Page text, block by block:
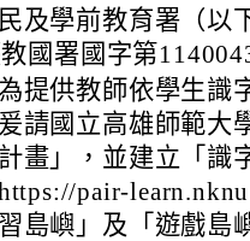
及學前教育署（以
國署國字第
提供教師依學生識
請國立高雄師範大
畫」，並建立「識
pair-
島嶼」及「遊戲島